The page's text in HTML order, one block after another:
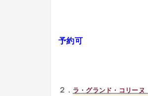
予約可
２ ． ラ・グランド・コリーヌ